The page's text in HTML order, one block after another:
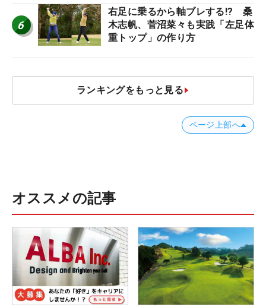
6
右足に乗るから軸ブレする!? 桑
木志帆、菅沼菜々も実践「左足体
重トップ」の作り方
ランキングをもっと見る
ページ上部へ
オススメの記事